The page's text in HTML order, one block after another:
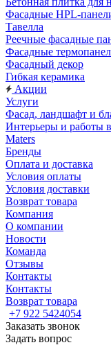
Фасадные HPL-
Тавелла
Реечные фасадные
Фасадные
Фасадный декор
Гибкая керамика
Акции
Услуги
Фасад, ландшафт и
Интерьеры и работы
Maters
Бренды
Оплата и доставка
Условия оплаты
Условия доставки
Возврат товара
Компания
О компании
Новости
Команда
Отзывы
Контакты
Контакты
Возврат товара
+7 922 5424054
Заказать звонок
Задать вопрос